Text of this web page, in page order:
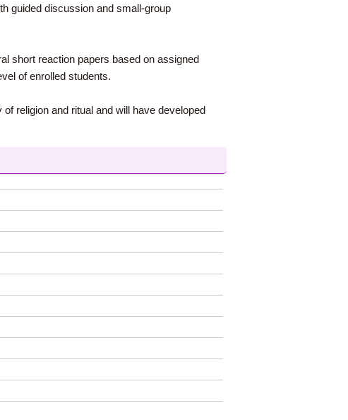
guided discussion and small-group
short reaction papers based on assigned
of enrolled students.
religion and ritual and will have developed